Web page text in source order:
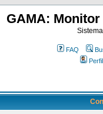
GAMA:
FAQ
Perfil